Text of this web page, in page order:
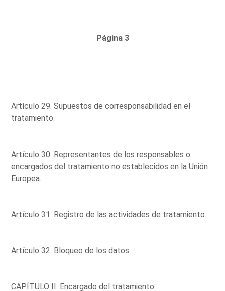
Página 3
Artículo 29. Supuestos de corresponsabilidad en el
tratamiento.
Artículo 30. Representantes de los responsables o
encargados del tratamiento no establecidos en la Unión
Europea.
Artículo 31. Registro de las actividades de tratamiento.
Artículo 32. Bloqueo de los datos.
CAPÍTULO II. Encargado del tratamiento